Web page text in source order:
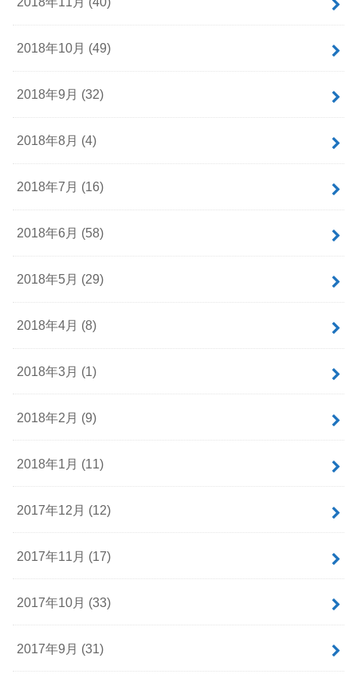
2018年10月 (49)
2018年9月 (32)
2018年8月 (4)
2018年7月 (16)
2018年6月 (58)
2018年5月 (29)
2018年4月 (8)
2018年3月 (1)
2018年2月 (9)
2018年1月 (11)
2017年12月 (12)
2017年11月 (17)
2017年10月 (33)
2017年9月 (31)